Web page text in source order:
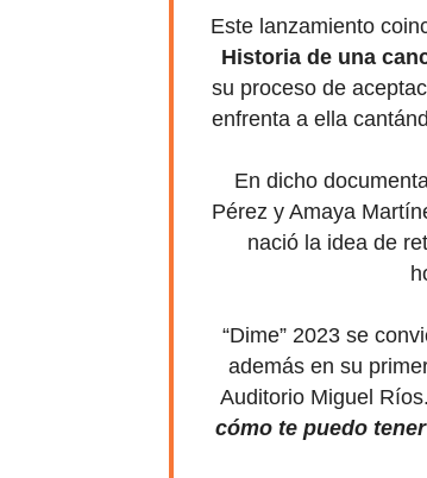
Este lanzamiento
Historia de una
su proceso de
enfrenta a ella
En dicho
Pérez y Amaya
nació la idea de
“Dime” 2023 se
además en su
Auditorio Miguel
cómo te puedo